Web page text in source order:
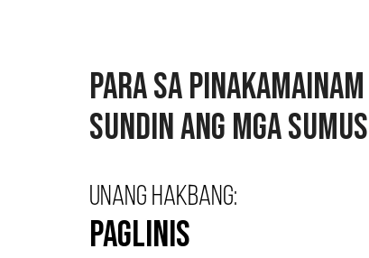
PARA SA
SUNDIN ANG MGA
UNANG HAKBANG:
PAGLINIS